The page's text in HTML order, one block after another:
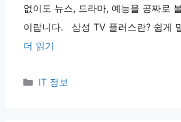
없이도 뉴스, 드라마, 예능을 공짜로
이랍니다. 삼성 TV 플러스란? 쉽게
더 읽기
카
IT 정보